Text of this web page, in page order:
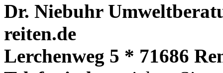
Dr. Niebuhr
reiten.de
Lerchenweg 5 * 71686